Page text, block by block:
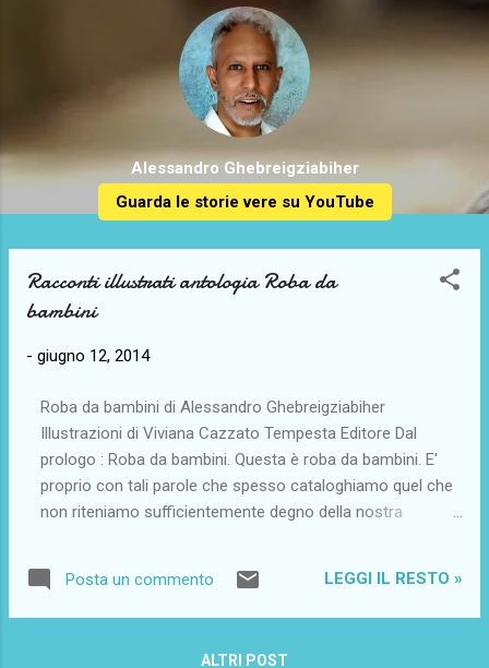
Alessandro Ghebreigziabiher
Guarda le storie vere su YouTube
Racconti illustrati antologia Roba da
bambini
- giugno 12, 2014
Roba da bambini di Alessandro Ghebreigziabiher
Illustrazioni di Viviana Cazzato Tempesta Editore Dal
prologo : Roba da bambini. Questa è roba da bambini. E'
proprio con tali parole che spesso cataloghiamo quel che
non riteniamo sufficientemente degno della nostra
adulta, se il tempo vi sfugge. Già, il tempo. Il tempo per la
roba da bambini è ovviamente per costoro. Che tali sono.
Posta un commento LEGGI IL RESTO »
ALTRI POST